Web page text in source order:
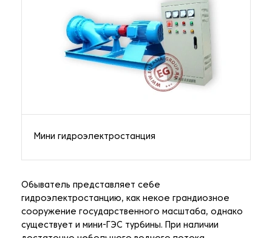
Мини гидроэлектростанция
Обыватель представляет себе
гидроэлектростанцию, как некое грандиозное
сооружение государственного масштаба, однако
существует и мини-ГЭС турбины. При наличии